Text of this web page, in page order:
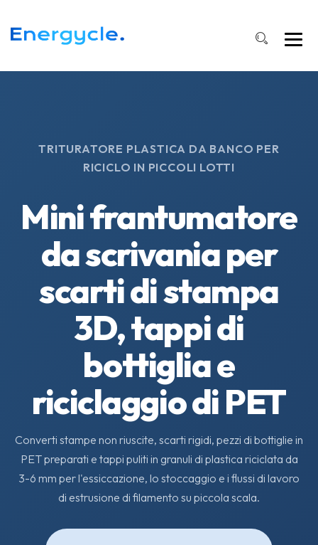
TRITURATORE PLASTICA DA BANCO PER
RICICLO IN PICCOLI LOTTI
Mini frantumatore
da scrivania per
scarti di stampa
3D, tappi di
bottiglia e
riciclaggio di PET
Converti stampe non riuscite, scarti rigidi, pezzi di bottiglie in
PET preparati e tappi puliti in granuli di plastica riciclata da
3-6 mm per l'essiccazione, lo stoccaggio e i flussi di lavoro
di estrusione di filamento su piccola scala.